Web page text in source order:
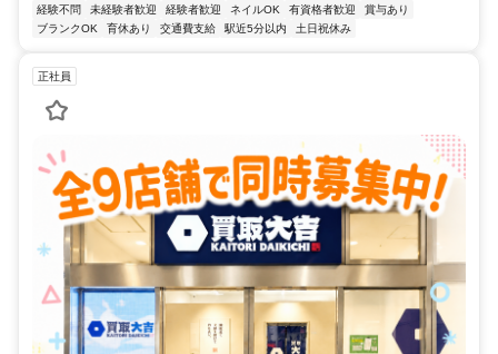
経験不問
未経験者歓迎 経験者歓迎 ネイルOK 有資格者歓迎
賞与あり
ブランクOK
育休あり 交通費支給 駅近5分以内 土日祝休み
正社員